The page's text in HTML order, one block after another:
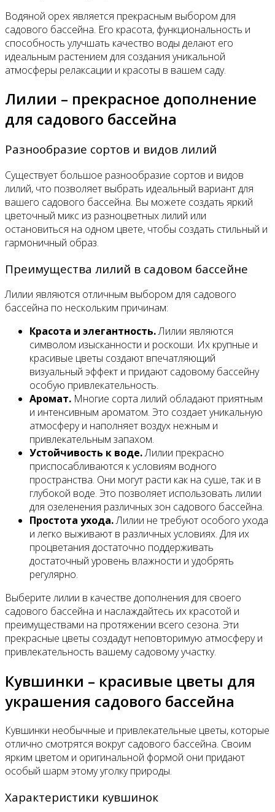
Водяной орех является прекрасным выбором для
садового бассейна. Его красота, функциональность и
способность улучшать качество воды делают его
идеальным растением для создания уникальной
атмосферы релаксации и красоты в вашем саду.
Лилии – прекрасное дополнение
для садового бассейна
Разнообразие сортов и видов лилий
Существует большое разнообразие сортов и видов
лилий, что позволяет выбрать идеальный вариант для
вашего садового бассейна. Вы можете создать яркий
цветочный микс из разноцветных лилий или
остановиться на одном цвете, чтобы создать стильный и
гармоничный образ.
Преимущества лилий в садовом бассейне
Лилии являются отличным выбором для садового
бассейна по нескольким причинам:
Красота и элегантность.Лилии являются
символом изысканности и роскоши. Их крупные и
красивые цветы создают впечатляющий
визуальный эффект и придают садовому бассейну
особую привлекательность.
Аромат. Многие сорта лилий обладают приятным
и интенсивным ароматом. Это создает уникальную
атмосферу и наполняет воздух нежным и
привлекательным запахом.
Устойчивость к воде.Лилии прекрасно
приспосабливаются к условиям водного
пространства. Они могут расти как на суше, так и в
глубокой воде. Это позволяет использовать лилии
для озеленения различных зон садового бассейна.
Простота ухода.Лилии не требуют особого ухода
и легко выживают в различных условиях. Для их
процветания достаточно поддерживать
достаточный уровень влажности и удобрять
регулярно.
Выберите лилии в качестве дополнения для своего
садового бассейна и наслаждайтесь их красотой и
преимуществами на протяжении всего сезона. Эти
прекрасные цветы создадут неповторимую атмосферу и
привлекательность вашему садовому участку.
Кувшинки – красивые цветы для
украшения садового бассейна
Кувшинки необычные и привлекательные цветы, которые
отлично смотрятся вокруг садового бассейна. Своим
ярким цветом и оригинальной формой они придают
особый шарм этому уголку природы.
Характеристики кувшинок